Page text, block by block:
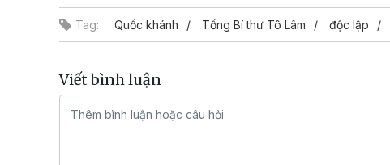
Tag: Quốc khánh Tổng Bí thư Tô Lâm độc lập
Viết bình luận